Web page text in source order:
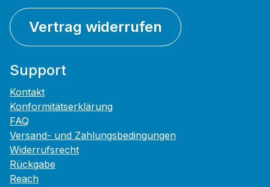
Vertrag widerrufen
Support
Kontakt
Konformitätserklärung
FAQ
Versand- und Zahlungsbedingungen
Widerrufsrecht
Rückgabe
Reach